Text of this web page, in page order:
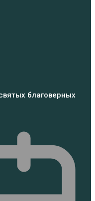
благоверных